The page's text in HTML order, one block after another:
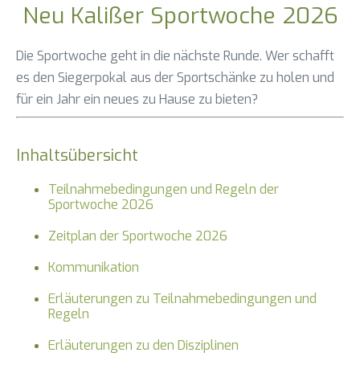
Neu Kalißer Sportwoche 2026
Die Sportwoche geht in die nächste Runde. Wer schafft
es den Siegerpokal aus der Sportschänke zu holen und
für ein Jahr ein neues zu Hause zu bieten?
Inhaltsübersicht
Teilnahmebedingungen und Regeln der
Sportwoche 2026
Zeitplan der Sportwoche 2026
Kommunikation
Erläuterungen zu Teilnahmebedingungen und
Regeln
Erläuterungen zu den Disziplinen